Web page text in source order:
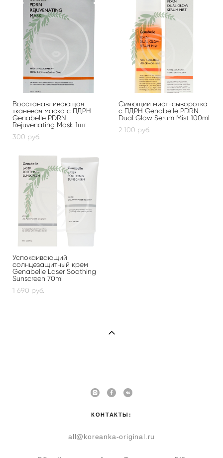
Восстанавливающая
тканевая маска с ПДРН
Genabelle PDRN
Rejuvenating Mask 1шт
300 pуб.
Сияющий мист-сыворотка
с ПДРН Genabelle PDRN
Dual Glow Serum Mist 100ml
2 100 pуб.
Успокаивающий
солнцезащитный крем
Genabelle Laser Soothing
Sunscreen 70ml
1 690 pуб.
КОНТАКТЫ:
all@koreanka-original.ru